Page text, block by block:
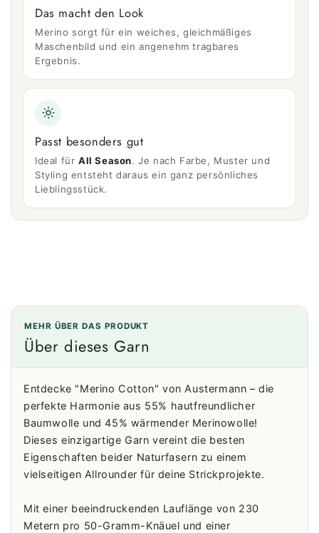
Das macht den Look
Merino sorgt für ein weiches, gleichmäßiges
Maschenbild und ein angenehm tragbares
Ergebnis.
Passt besonders gut
Ideal für All Season. Je nach Farbe, Muster und
Styling entsteht daraus ein ganz persönliches
Lieblingsstück.
MEHR ÜBER DAS PRODUKT
Über dieses Garn
Entdecke "Merino Cotton" von Austermann – die
perfekte Harmonie aus 55% hautfreundlicher
Baumwolle und 45% wärmender Merinowolle!
Dieses einzigartige Garn vereint die besten
Eigenschaften beider Naturfasern zu einem
vielseitigen Allrounder für deine Strickprojekte.
Mit einer beeindruckenden Lauflänge von 230
Metern pro 50-Gramm-Knäuel und einer